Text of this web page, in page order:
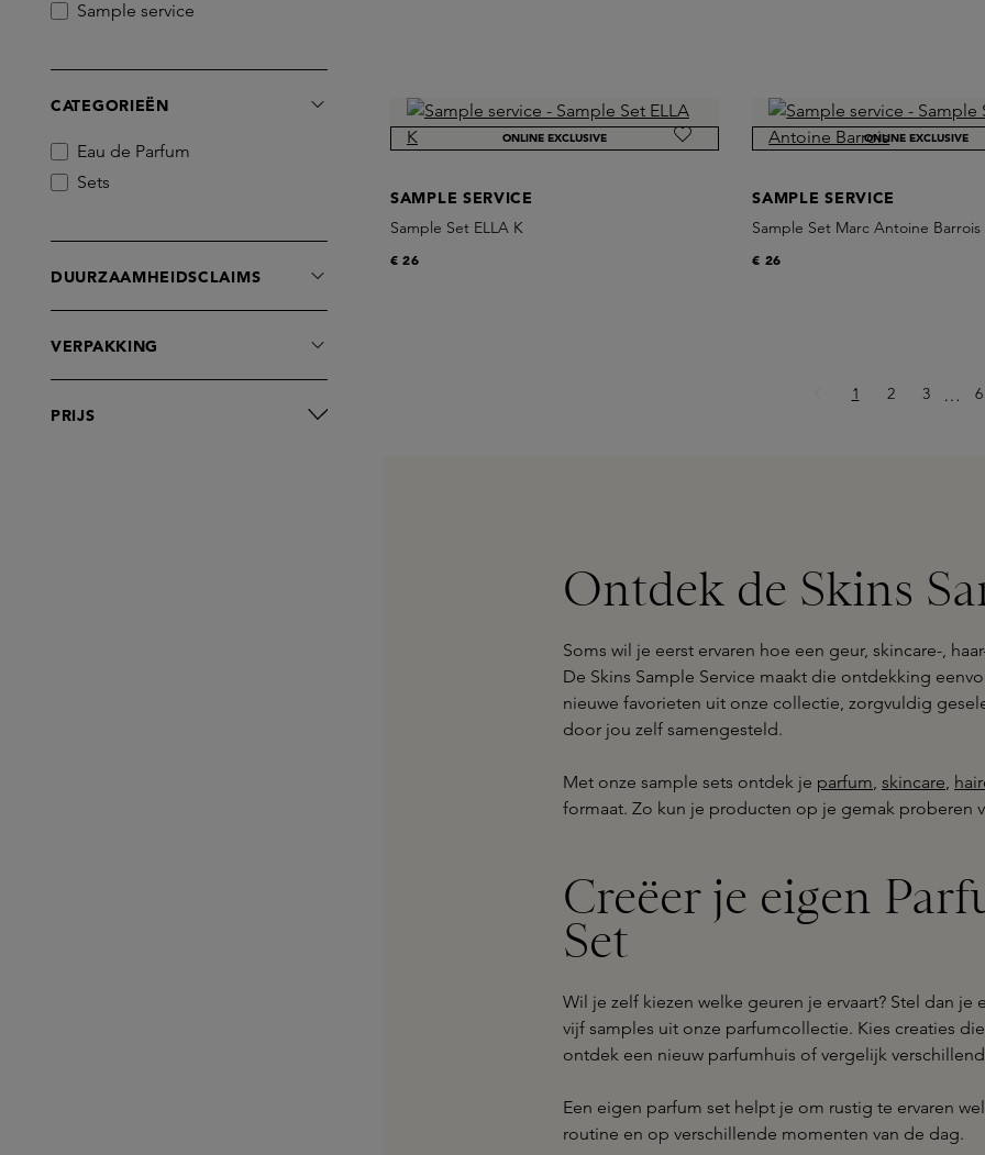
Sample service
CATEGORIEËN
Eau de Parfum
Sets
DUURZAAMHEIDSCLAIMS
VERPAKKING
PRIJS
ONLINE EXCLUSIVE
SAMPLE SERVICE
Sample Set ELLA K
€ 26
ONLINE EXCLUSIVE
SAMPLE SERVICE
Sample Set Marc Antoine Barrois
€ 26
Pagina
1 Pagina
2 Pagina
3 Ellipsis
… 6
Ontdek de Skins
Soms wil je eerst ervaren hoe een geur, skincare-,
De Skins Sample Service maakt die ontdekking
nieuwe favorieten uit onze collectie, zorgvuldig
door jou zelf samengesteld.
Met onze sample sets ontdek je parfum, skincare,
formaat. Zo kun je producten op je gemak proberen
Creëer je eigen
Set
Wil je zelf kiezen welke geuren je ervaart? Stel dan je
vijf samples uit onze parfumcollectie. Kies creaties die
ontdek een nieuw parfumhuis of vergelijk
Een eigen parfum set helpt je om rustig te ervaren
routine en op verschillende momenten van de dag.